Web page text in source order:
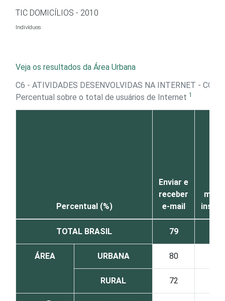
Ir para o conteúdo
TIC DOMICÍLIOS - 2010
Indivíduos
Veja os resultados da Área Urbana
C6 - ATIVIDADES DESENVOLVIDAS NA INTERNET -
Percentual sobre o total de usuários de Internet 1
Percentual (%)
Enviar e
receber
e-mail
TOTAL BRASIL 79
ÁREA URBANA 80
RURAL 72